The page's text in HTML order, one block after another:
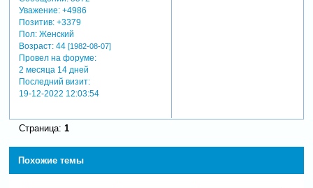
Уважение: +4986
Позитив: +3379
Пол:Женский
Возраст:44 [1982-08-07]
Провел на форуме:
2 месяца 14 дней
Последний визит:
19-12-2022 12:03:54
Страница: 1
Похожие темы